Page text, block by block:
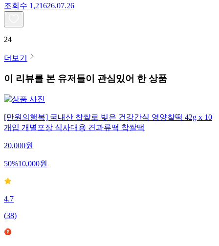
조회수 1,21626.07.26
24
더보기
이 리뷰를 본 유저들이 관심있어 한 상품
[만원의행복] 국내산 찹쌀로 빚은 건강간식 영양찰떡 42g x 10
개입 개별포장 식사대용 견과류떡 찹쌀떡
20,000원
50%10,000원
4.7
(38)